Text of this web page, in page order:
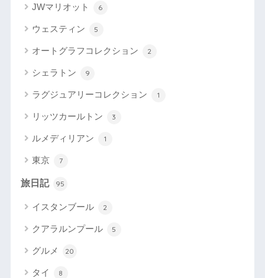
JWマリオット 6
ウェスティン 5
オートグラフコレクション 2
シェラトン 9
ラグジュアリーコレクション 1
リッツカールトン 3
ルメディリアン 1
東京 7
旅日記 95
イスタンブール 2
クアラルンプール 5
グルメ 20
タイ 8